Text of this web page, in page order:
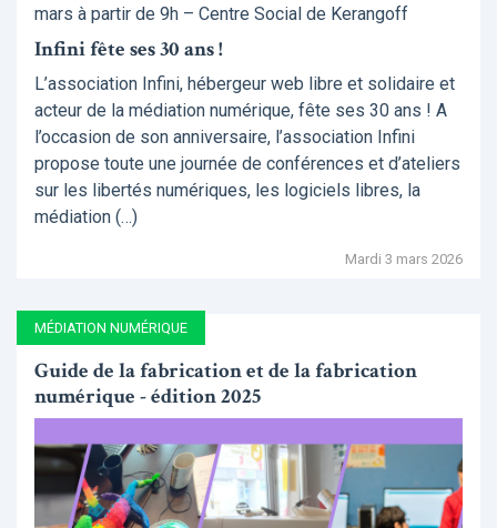
mars à partir de 9h – Centre Social de Kerangoff
Infini fête ses 30 ans !
L’association Infini, hébergeur web libre et solidaire et
acteur de la médiation numérique, fête ses 30 ans ! A
l’occasion de son anniversaire, l’association Infini
propose toute une journée de conférences et d’ateliers
sur les libertés numériques, les logiciels libres, la
médiation (…)
Mardi 3 mars 2026
MÉDIATION NUMÉRIQUE
Guide de la fabrication et de la fabrication
numérique - édition 2025